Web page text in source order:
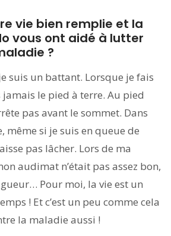
vie bien remplie et la
vous ont aidé à lutter
?
suis un battant. Lorsque je fais
jamais le pied à terre. Au pied
pas avant le sommet. Dans
même si je suis en queue de
pas lâcher. Lors de ma
audimat n’était pas assez bon,
Pour moi, la vie est un
! Et c’est un peu comme cela
la maladie aussi !